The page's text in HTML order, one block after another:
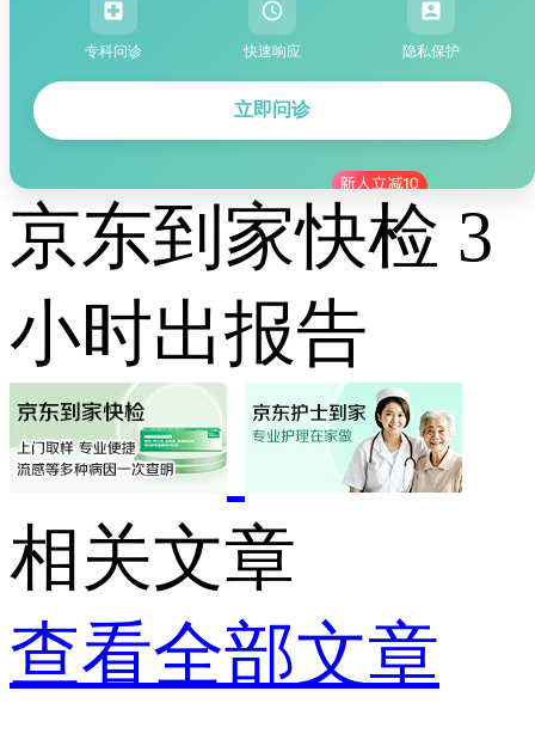
专科问诊 快速响应 隐私保护
立即问诊
京东到家快检 3
小时出报告
相关文章
查看全部文章